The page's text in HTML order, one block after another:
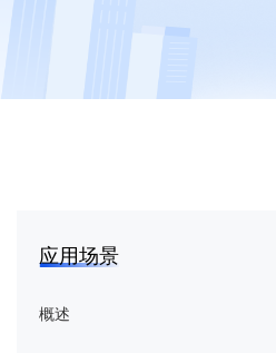
向日葵易维
域名
应用场景
概述